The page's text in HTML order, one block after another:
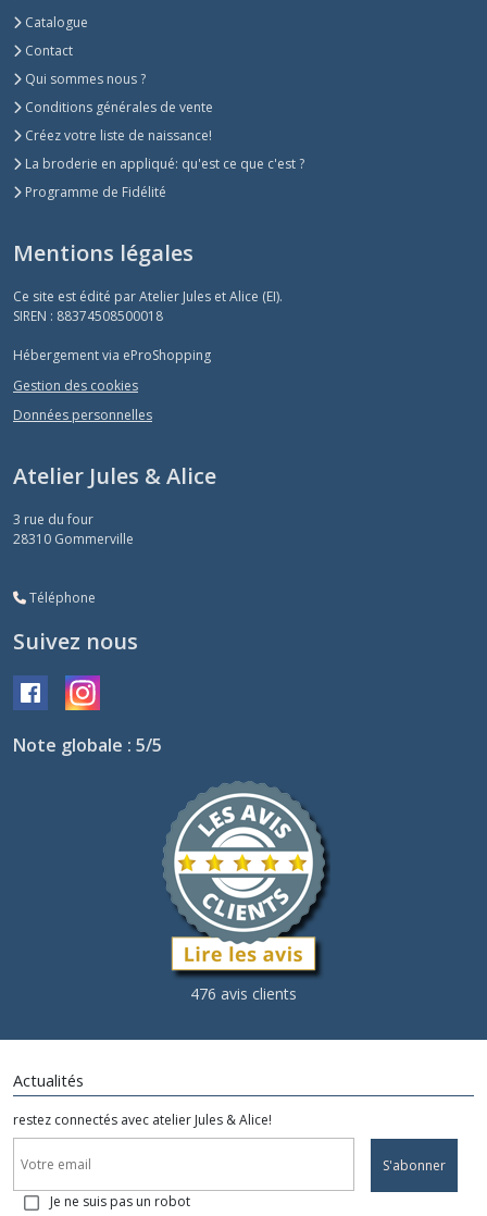
Catalogue
Contact
Qui sommes nous ?
Conditions générales de vente
Créez votre liste de naissance!
La broderie en appliqué: qu'est ce que c'est ?
Programme de Fidélité
Mentions légales
Ce site est édité par Atelier Jules et Alice (EI).
SIREN : 88374508500018
Hébergement via eProShopping
Gestion des cookies
Données personnelles
Atelier Jules & Alice
3 rue du four
28310 Gommerville
Téléphone
Suivez nous
Note globale : 5/5
476 avis clients
Actualités
restez connectés avec atelier Jules & Alice!
S'abonner
Je ne suis pas un robot